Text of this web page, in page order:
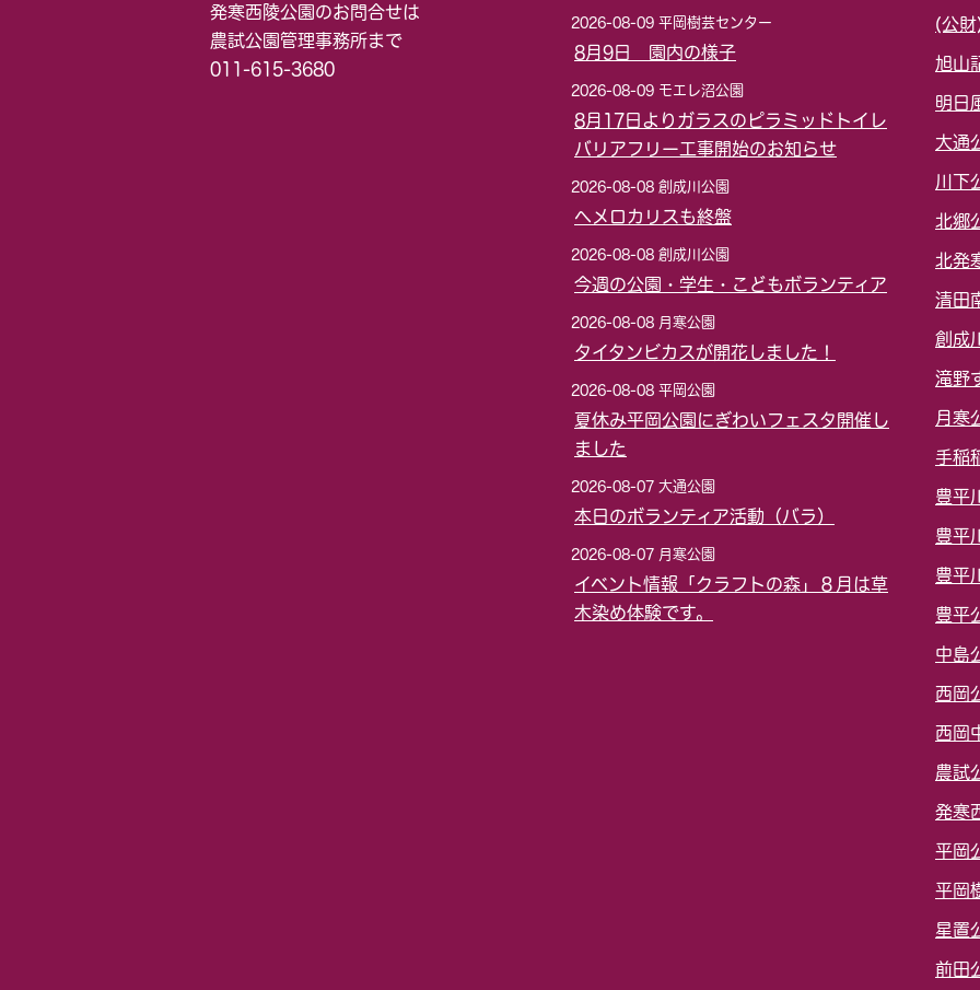
発寒西陵公園のお問合せは
農試公園管理事務所まで
011-615-3680
2026-08-09 平岡樹芸センター
8月9日 園内の様子
2026-08-09 モエレ沼公園
8月17日よりガラスのピラミッドトイレ
バリアフリー工事開始のお知らせ
2026-08-08 創成川公園
ヘメロカリスも終盤
2026-08-08 創成川公園
今週の公園・学生・こどもボランティア
2026-08-08 月寒公園
タイタンビカスが開花しました！
2026-08-08 平岡公園
夏休み平岡公園にぎわいフェスタ開催し
ました
2026-08-07 大通公園
本日のボランティア活動（バラ）
2026-08-07 月寒公園
イベント情報「クラフトの森」８月は草
木染め体験です。
(公
旭山
明日
大通
川下
北郷
北発
清田
創成
滝野
月寒
手稲
豊平
豊平
豊平
豊平
中島
西岡
西岡
農試
発寒
平岡
平岡
星置
前田